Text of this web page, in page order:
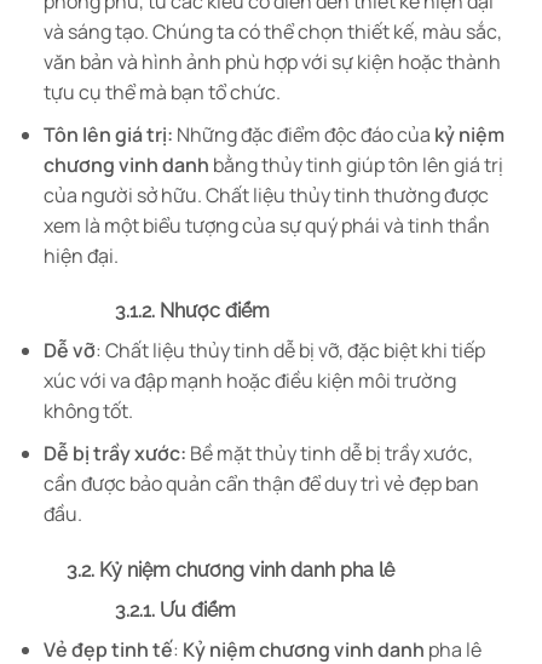
và sáng tạo. Chúng ta có thể chọn thiết kế, màu sắc,
văn bản và hình ảnh phù hợp với sự kiện hoặc thành
tựu cụ thể mà bạn tổ chức.
Tôn lên giá trị: Những đặc điểm độc đáo của kỷ niệm
chương vinh danh bằng thủy tinh giúp tôn lên giá trị
của người sở hữu. Chất liệu thủy tinh thường được
xem là một biểu tượng của sự quý phái và tinh thần
hiện đại.
3.1.2. Nhược điểm
Dễ vỡ: Chất liệu thủy tinh dễ bị vỡ, đặc biệt khi tiếp
xúc với va đập mạnh hoặc điều kiện môi trường
không tốt.
Dễ bị trầy xước: Bề mặt thủy tinh dễ bị trầy xước,
cần được bảo quản cẩn thận để duy trì vẻ đẹp ban
đầu.
3.2. Kỷ niệm chương vinh danh pha lê
3.2.1. Ưu điểm
Vẻ đẹp tinh tế: Kỷ niệm chương vinh danh pha lê